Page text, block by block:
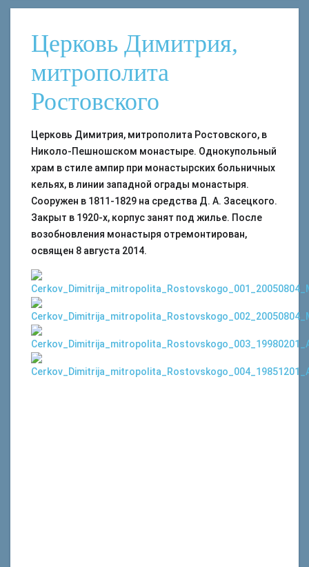
Церковь Димитрия,
митрополита
Ростовского
Церковь Димитрия, митрополита Ростовского, в
Николо-Пешношском монастыре. Однокупольный
храм в стиле ампир при монастырских больничных
кельях, в линии западной ограды монастыря.
Сооружен в 1811-1829 на средства Д. А. Засецкого.
Закрыт в 1920-х, корпус занят под жилье. После
возобновления монастыря отремонтирован,
освящен 8 августа 2014.